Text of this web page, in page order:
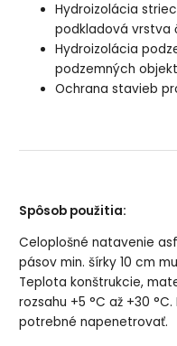
Hydroizolácia
podkladová vrstva
Hydroizolácia
podzemných
Ochrana stavieb
Spôsob použitia:
Celoplošné natavenie
pásov min. šírky 10 cm
Teplota konštrukcie,
rozsahu +5 °C až +30
potrebné napenetrovať.